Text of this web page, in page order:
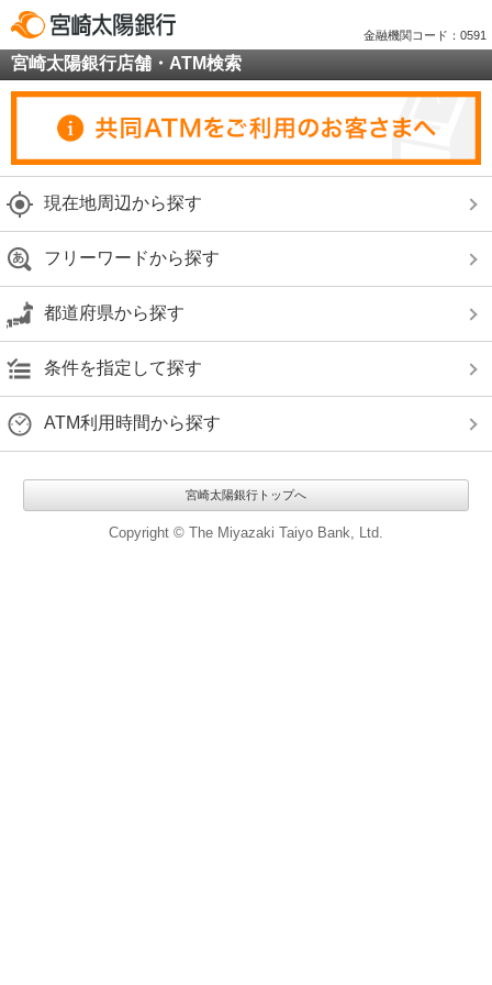
金融機関コード：0591
宮崎太陽銀行店舗・ATM検索
現在地周辺から探す
フリーワードから探す
都道府県から探す
条件を指定して探す
ATM利用時間から探す
宮崎太陽銀行トップへ
Copyright © The Miyazaki Taiyo Bank, Ltd.